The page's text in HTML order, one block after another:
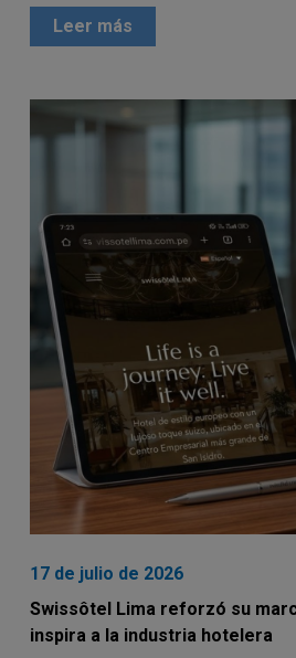
Leer más
17 de julio de 2026
Swissôtel Lima reforzó su
inspira a la industria hotelera